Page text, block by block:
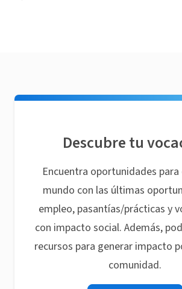
Descubre tu
Encuentra oportunidades
mundo con las últimas
empleo, pasantías/prácticas y
con impacto social. Además,
recursos para generar impacto
comunidad.